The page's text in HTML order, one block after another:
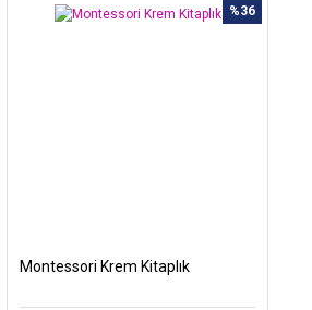
%36
Montessori Krem Kitaplık